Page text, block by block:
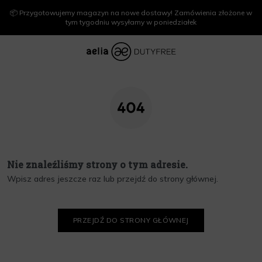
📦 Przygotowujemy magazyn na nowe dostawy! Zamówienia złożone w
tym tygodniu wysyłamy w poniedziałek
Nie znaleźliśmy strony o tym adresie.
Wpisz adres jeszcze raz lub przejdź do strony głównej.
PRZEJDŹ DO STRONY GŁÓWNEJ